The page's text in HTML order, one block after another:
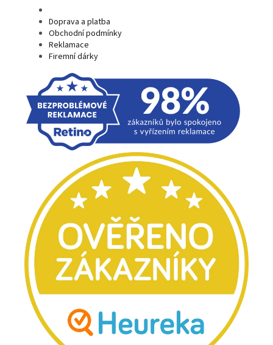
Doprava a platba
Obchodní podmínky
Reklamace
Firemní dárky